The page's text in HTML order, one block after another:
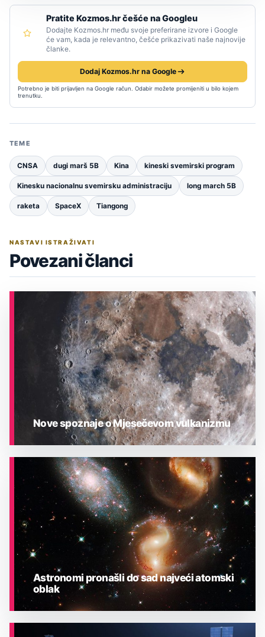
Pratite Kozmos.hr češće na Googleu
Dodajte Kozmos.hr među svoje preferirane izvore i Google
će vam, kada je relevantno, češće prikazivati naše najnovije
članke.
Dodaj Kozmos.hr na Google
Potrebno je biti prijavljen na Google račun. Odabir možete promijeniti u bilo kojem
trenutku.
TEME
CNSA dugi marš 5B Kina kineski svemirski program
Kinesku nacionalnu svemirsku administraciju long march 5B
raketa SpaceX Tiangong
NASTAVI ISTRAŽIVATI
Povezani članci
ASTRONOMIJA
Nove spoznaje o Mjesečevom vulkanizmu
Astronomi pronašli do sad najveći atomski
oblak